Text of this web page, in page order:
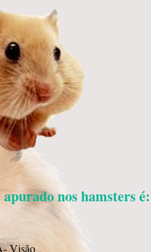
nos hamsters é:
Visão